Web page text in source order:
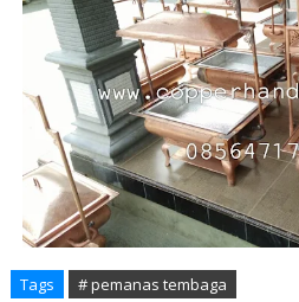
Tags # pemanas tembaga